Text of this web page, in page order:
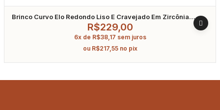
Brinco Curvo Elo Redondo Liso E Cravejado Em Zircônia
R$229,00
6x de R$38,17 sem juros
ou R$217,55 no pix